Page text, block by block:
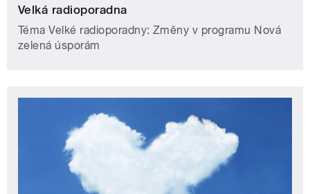
Velká radioporadna
Téma Velké radioporadny: Změny v programu Nová
zelená úsporám